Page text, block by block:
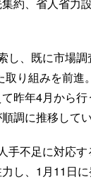
し、既に市場
取り組みを前
昨年4月から
調に推移してい
手不足に対応
し、1月11日